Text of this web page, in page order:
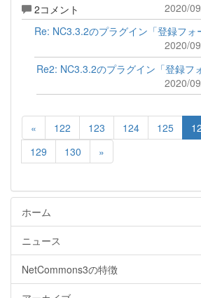
2コメント 2020/
Re: NC3.3.2のプラグイン「登録フォ
2020/
Re2: NC3.3.2のプラグイン「登録フ
2020/
« 122 123 124 125
129
130 »
ホーム
ニュース
NetCommons3の特徴